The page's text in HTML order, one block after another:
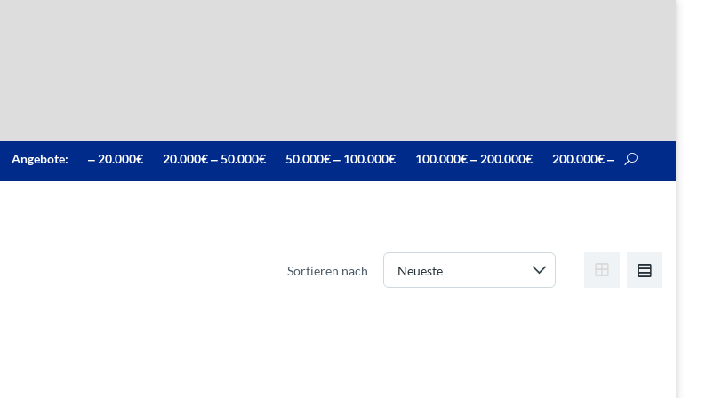
Angebote: ‒ 20.000€ 20.000€ ‒ 50.000€ 50.000€ ‒ 100.000€ 100.000€ ‒ 200.000€ 200.000€ ‒
Sortieren nach